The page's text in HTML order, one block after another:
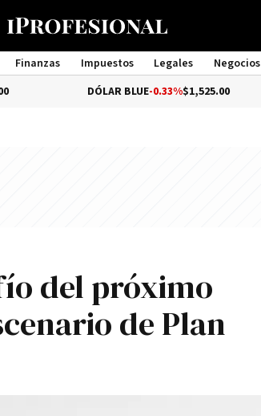
Finanzas Impuestos Legales Negocios
Management
DÓLAR BLUE-0.33%$1,525.00
del próximo
de Plan